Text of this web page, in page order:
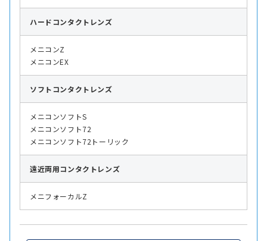
ハード コンタクトレンズ
メニコンZ
メニコンEX
ソフト コンタクトレンズ
メニコンソフトS
メニコンソフト72
メニコンソフト72トーリック
遠近両用コンタクトレンズ
メニフォーカルZ